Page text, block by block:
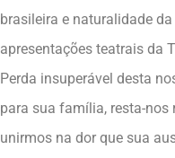
brasileira e naturalidade
apresentações teatrais da
Perda insuperável desta
para sua família, resta-
unirmos na dor que sua